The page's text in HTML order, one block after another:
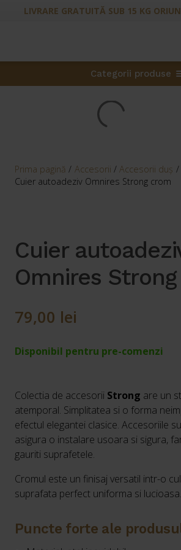
LIVRARE GRATUITĂ SUB 15 KG
Categorii produse
Prima pagină / Accesorii / Accesorii duş /
Cuier autoadeziv Omnires Strong crom
Cuier
Omnires
79,00 lei
Disponibil pentru pre-comenzi
Colectia de accesorii Strong are un
atemporal. Simplitatea si o forma
efectul elegantei clasice. Accesoriile
asigura o instalare usoara si sigura,
gauriti suprafetele.
Cromul este un finisaj versatil intr-o
suprafata perfect uniforma si lucioasa.
Puncte forte ale